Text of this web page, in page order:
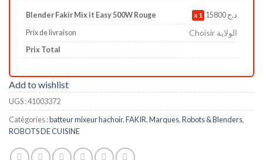
Blender Fakir Mix it Easy 500W Rouge 1 15800 د.ج
Prix de livraison
Choisir الولاية
Prix Total
Add to wishlist
UGS :41003372
Catégories :batteur mixeur hachoir,FAKIR,Marques,Robots & Blenders,
ROBOTS DE CUISINE